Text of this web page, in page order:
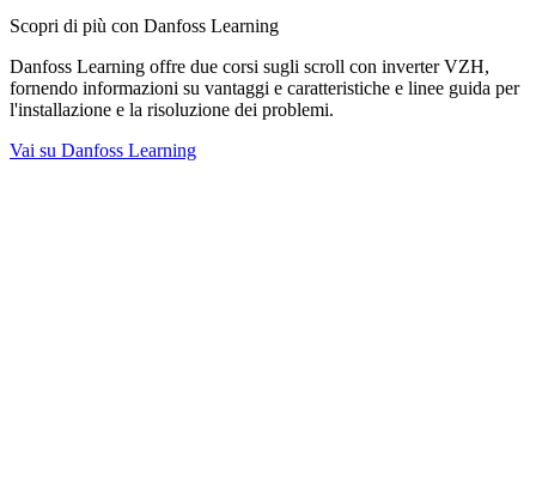
Scopri di più con Danfoss Learning
Danfoss Learning offre due corsi sugli scroll con inverter VZH,
fornendo informazioni su vantaggi e caratteristiche e linee guida per
l'installazione e la risoluzione dei problemi.
Vai su Danfoss Learning